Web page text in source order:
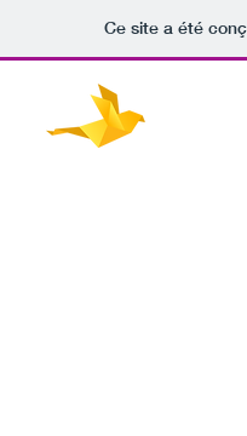
Ce site a été